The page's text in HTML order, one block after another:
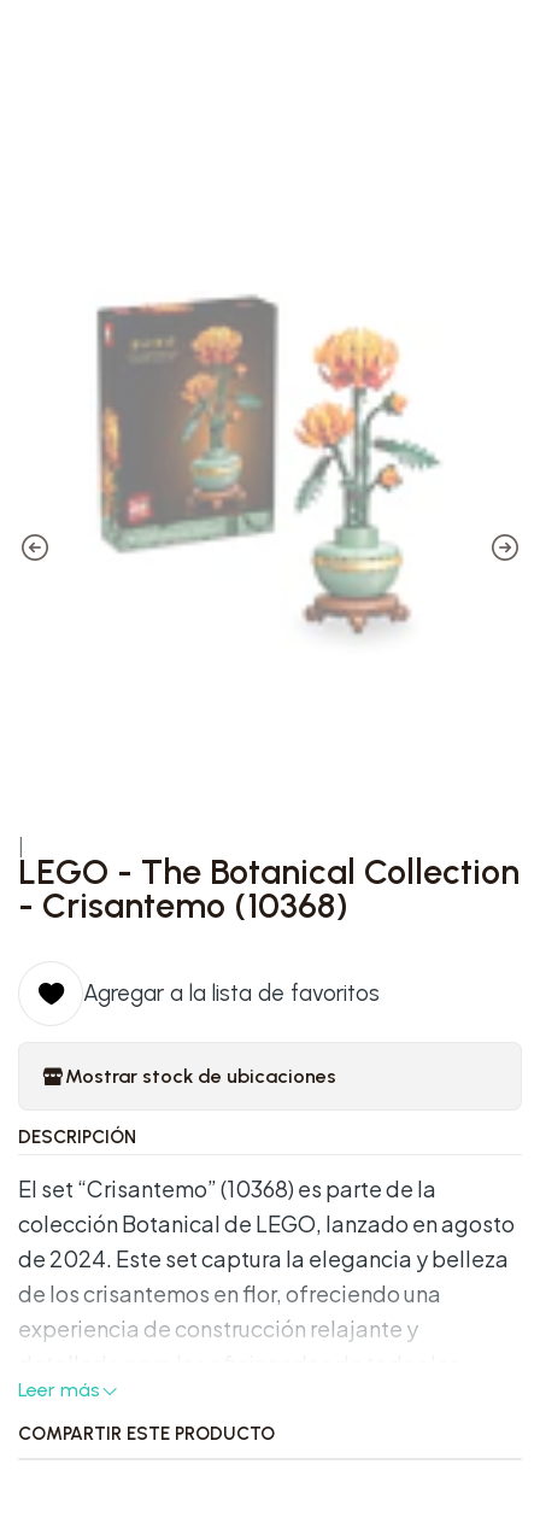
LEGO - The Botanical Collection
- Crisantemo (10368)
Agregar a la lista de favoritos
Mostrar stock de ubicaciones
DESCRIPCIÓN
El set “Crisantemo” (10368) es parte de la
colección Botanical de LEGO, lanzado en agosto
de 2024. Este set captura la elegancia y belleza
de los crisantemos en flor, ofreciendo una
experiencia de construcción relajante y
edades.
Características Destacadas:
Leer más
COMPARTIR ESTE PRODUCTO